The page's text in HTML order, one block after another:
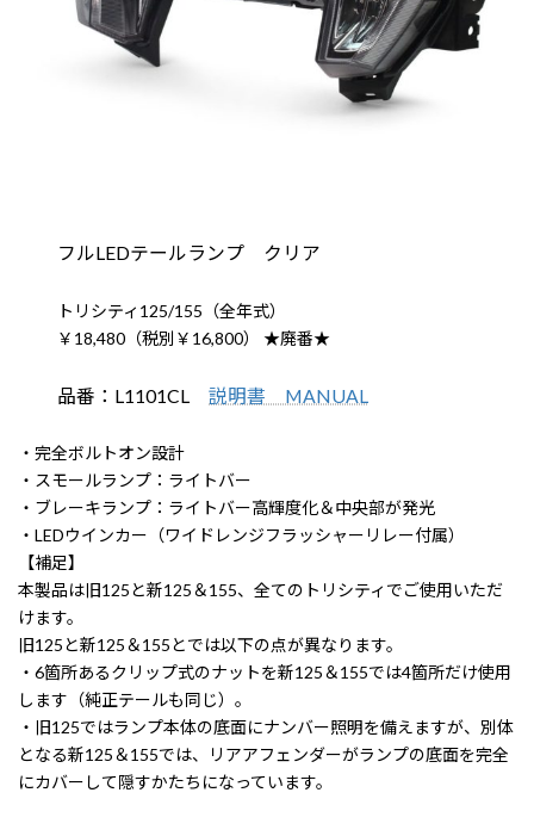
フルLEDテールランプ クリア
トリシティ125/155（全年式）
￥18,480（税別￥16,800） ★廃番★
品番：L1101CL説明書 MANUAL
・完全ボルトオン設計
・スモールランプ：ライトバー
・ブレーキランプ：ライトバー高輝度化＆中央部が発光
・LEDウインカー（ワイドレンジフラッシャーリレー付属）
【補足】
本製品は旧125と新125＆155、全てのトリシティでご使用いただ
けます。
旧125と新125＆155とでは以下の点が異なります。
・6箇所あるクリップ式のナットを新125＆155では4箇所だけ使用
します（純正テールも同じ）。
・旧125ではランプ本体の底面にナンバー照明を備えますが、別体
となる新125＆155では、リアアフェンダーがランプの底面を完全
にカバーして隠すかたちになっています。